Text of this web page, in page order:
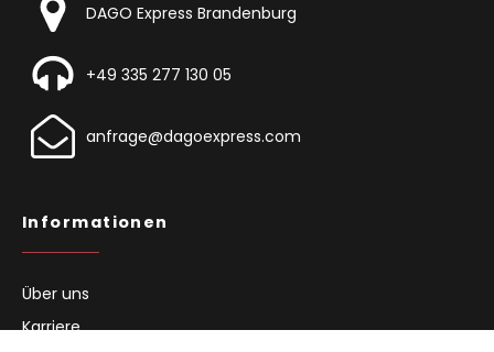
DAGO Express Brandenburg
+49 335 277 130 05
anfrage@dagoexpress.com
Informationen
Über uns
Karriere